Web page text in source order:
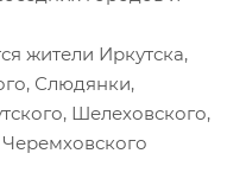
жители Иркутска,
Слюдянки,
Шелеховского,